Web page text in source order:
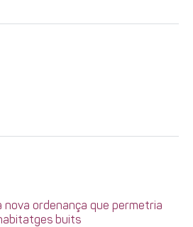
nova ordenança que permetria
buits